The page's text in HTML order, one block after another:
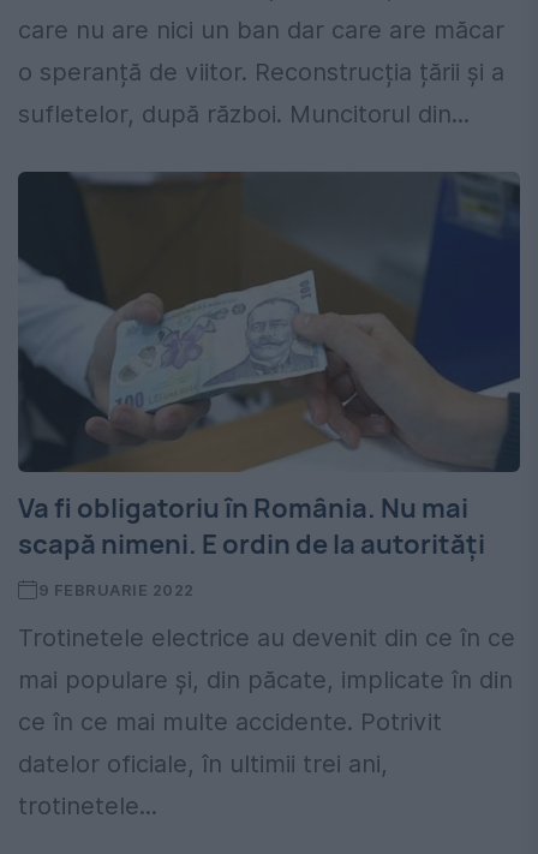
care nu are nici un ban dar care are măcar
o speranță de viitor. Reconstrucția țării și a
sufletelor, după război. Muncitorul din...
Va fi obligatoriu în România. Nu mai
scapă nimeni. E ordin de la autorități
9 FEBRUARIE 2022
Trotinetele electrice au devenit din ce în ce
mai populare și, din păcate, implicate în din
ce în ce mai multe accidente. Potrivit
datelor oficiale, în ultimii trei ani,
trotinetele...